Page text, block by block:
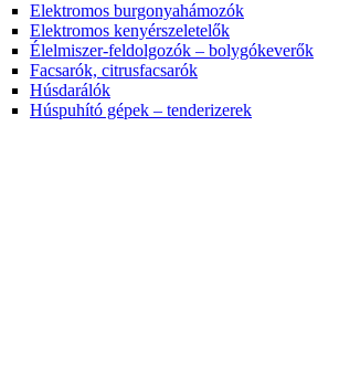
Elektromos burgonyahámozók
Elektromos kenyérszeletelők
Élelmiszer-feldolgozók – bolygókeverők
Facsarók, citrusfacsarók
Húsdarálók
Húspuhító gépek – tenderizerek